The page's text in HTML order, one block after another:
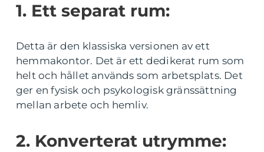
1. Ett separat rum:
Detta är den klassiska versionen av ett
hemmakontor. Det är ett dedikerat rum som
helt och hållet används som arbetsplats. Det
ger en fysisk och psykologisk gränssättning
mellan arbete och hemliv.
2. Konverterat utrymme: